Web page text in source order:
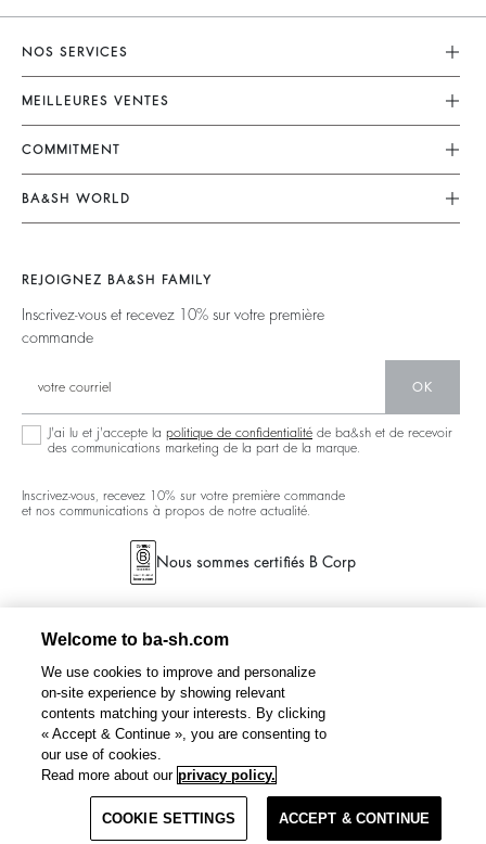
NOS SERVICES
Service Client
Mon Compte
Guide Des Tailles
Accessibilité
MEILLEURES VENTES
Robes
Combinaisons
Tops & Chemises
Chandails & Cardigans
Dos Nus
Denim
COMMITMENT
Nos Engagements
Opérations
Circularité
BA&SH WORLD
Nos Magasins
Talents
Nouvelle Collection
REJOIGNEZ BA&SH FAMILY
Inscrivez-vous et recevez 10% sur votre première
commande
OK
J'ai lu et j'accepte la politique de confidentialité de ba&sh et de recevoir
des communications marketing de la part de la marque.
Inscrivez-vous, recevez 10% sur votre première commande
et nos communications à propos de notre actualité.
Nous sommes certifiés B Corp
Welcome to ba-sh.com
We use cookies to improve and personalize
on-site experience by showing relevant
contents matching your interests. By clicking
« Accept & Continue », you are consenting to
our use of cookies.
Read more about our privacy policy.
COOKIE SETTINGS ACCEPT & CONTINUE